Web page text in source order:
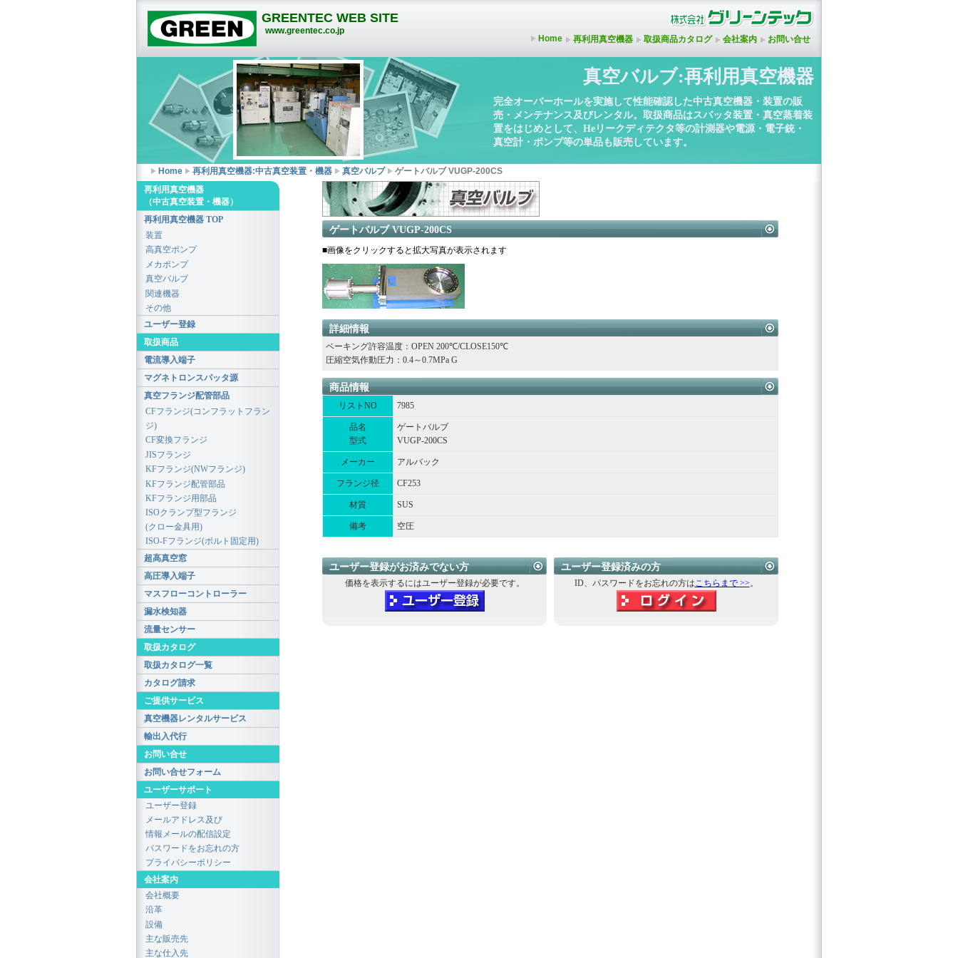
GREENTEC WEB SITE
www.greentec.co.jp
Home 再利用真空機器 取扱商品カタログ 会社案内 お問い合せ
真空バルブ:再利用真空機器
完全オーバーホールを実施して性能確認した中古真空機器・装置の販
売・メンテナンス及びレンタル。取扱商品はスパッタ装置・真空蒸着装
置をはじめとして、Heリークディテクタ等の計測器や電源・電子銃・
真空計・ポンプ等の単品も販売しています。
Home 再利用真空機器:中古真空装置・機器 真空バルブ ゲートバルブ VUGP-200CS
ゲートバルブ VUGP-200CS
■画像をクリックすると拡大写真が表示されます
詳細情報
ベーキング許容温度：OPEN 200℃/CLOSE150℃
圧縮空気作動圧力：0.4～0.7MPa G
商品情報
リストNO 7985
品名
型式
ゲートバルブ
VUGP-200CS
メーカー アルバック
フランジ径 CF253
材質 SUS
備考 空圧
ユーザー登録がお済みでない方
価格を表示するにはユーザー登録が必要です。
ユーザー登録済みの方
ID、パスワードをお忘れの方はこちらまで >>。
再利用真空機器
（中古真空装置・機器）
再利用真空機器 TOP
装置
高真空ポンプ
メカポンプ
真空バルブ
関連機器
その他
ユーザー登録
取扱商品
電流導入端子
マグネトロンスパッタ源
真空フランジ配管部品
CFフランジ(コンフラットフラン
ジ)
CF変換フランジ
JISフランジ
KFフランジ(NWフランジ)
KFフランジ配管部品
KFフランジ用部品
ISOクランプ型フランジ
(クロー金具用)
ISO-Fフランジ(ボルト固定用)
超高真空窓
高圧導入端子
マスフローコントローラー
漏水検知器
流量センサー
取扱カタログ
取扱カタログ一覧
カタログ請求
ご提供サービス
真空機器レンタルサービス
輸出入代行
お問い合せ
お問い合せフォーム
ユーザーサポート
ユーザー登録
メールアドレス及び
情報メールの配信設定
パスワードをお忘れの方
プライバシーポリシー
会社案内
会社概要
沿革
設備
主な販売先
主な仕入先